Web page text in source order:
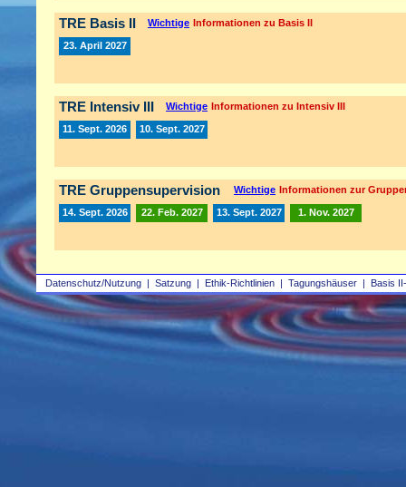
Datenschutz/Nutzung | Satzung | Ethik-Richtlinien | Tagungshäuser | Basis
TRE Basis II Wichtige Informationen zu Basis II
23. April 2027
TRE Intensiv III Wichtige Informationen zu Intensiv III
11. Sept. 2026 10. Sept. 2027
TRE Gruppensupervision Wichtige Informationen zur
14. Sept. 2026 22. Feb. 2027 13. Sept. 2027 1. Nov. 2027